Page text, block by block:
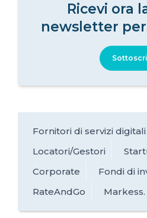
Ricevi ora
newsletter
Fornitori di servizi digitali
Locatori/Gestori
Corporate
Fondi di
RateAndGo
Markess.